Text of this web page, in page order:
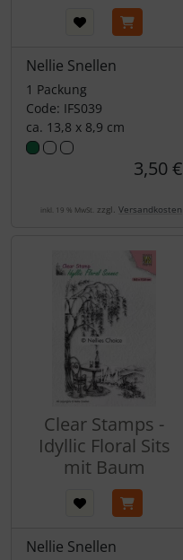
Nellie Snellen
1 Packung
Code: IFS039
ca. 13,8 x 8,9 cm
3,50 €
inkl. 19 % MwSt. zzgl. Versandkosten
Clear Stamps -
Idyllic Floral Sits
mit Baum
Nellie Snellen